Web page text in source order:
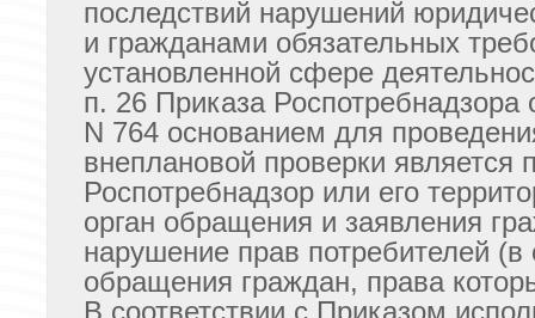
последствий нарушений
и гражданами обязательных
установленной сфере
п. 26 Приказа Роспотребнадзора
N 764 основанием для
внеплановой проверки является
Роспотребнадзор или его
орган обращения и заявления
нарушение прав потребителей (в
обращения граждан, права